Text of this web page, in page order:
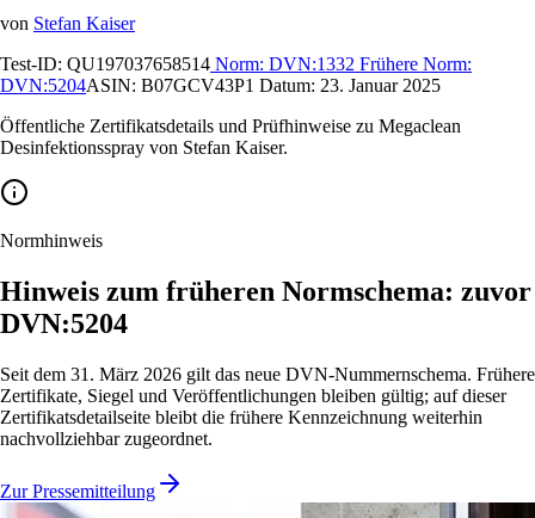
von Stefan Kaiser
Test-ID: QU197037658514 Norm: DVN:1332 Frühere Norm:
DVN:5204ASIN: B07GCV43P1 Datum: 23. Januar 2025
Öffentliche Zertifikatsdetails und Prüfhinweise zu Megaclean
Desinfektionsspray von Stefan Kaiser.
Normhinweis
Hinweis zum früheren Normschema: zuvor
DVN:5204
Seit dem 31. März 2026 gilt das neue DVN-Nummernschema. Frühere
Zertifikate, Siegel und Veröffentlichungen bleiben gültig; auf dieser
Zertifikatsdetailseite bleibt die frühere Kennzeichnung weiterhin
nachvollziehbar zugeordnet.
Zur Pressemitteilung